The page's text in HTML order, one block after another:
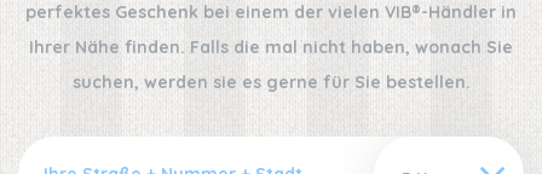
perfektes Geschenk bei einem der vielen VIB®-Händler in
Ihrer Nähe finden. Falls die mal nicht haben, wonach Sie
suchen, werden sie es gerne für Sie bestellen.